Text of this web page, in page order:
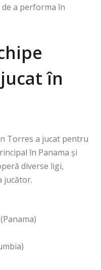
a performa în
în
Torres a jucat pentru
în Panama și
diverse ligi,
jucător.